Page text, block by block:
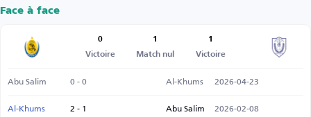
Face à face
0
Victoire
1
Match nul
1
Victoire
Abu Salim 0 - 0 Al-Khums
2026-04-23
Al-Khums
2 - 1 Abu Salim 2026-02-08